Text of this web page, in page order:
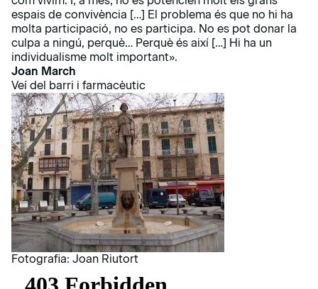
espais de convivència […] El problema és que no hi ha
molta participació, no es participa. No es pot donar la
culpa a ningú, perquè… Perquè és així […] Hi ha un
individualisme molt important».
Joan March
Veí del barri i farmacèutic
Fotografia: Joan Riutort